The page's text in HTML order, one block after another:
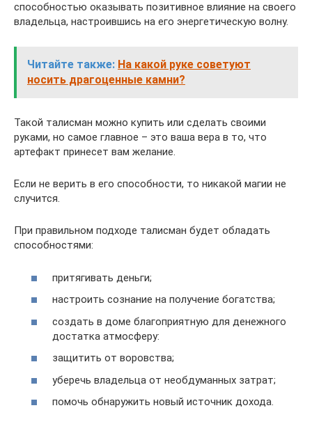
способностью оказывать позитивное влияние на своего
владельца, настроившись на его энергетическую волну.
Читайте также: На какой руке советуют
носить драгоценные камни?
Такой талисман можно купить или сделать своими
руками, но самое главное ­­– это ваша вера в то, что
артефакт принесет вам желание.
Если не верить в его способности, то никакой магии не
случится.
При правильном подходе талисман будет обладать
способностями:
притягивать деньги;
настроить сознание на получение богатства;
создать в доме благоприятную для денежного
достатка атмосферу:
защитить от воровства;
уберечь владельца от необдуманных затрат;
помочь обнаружить новый источник дохода.